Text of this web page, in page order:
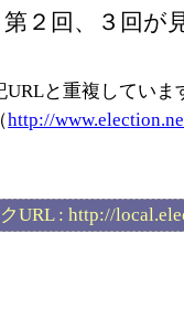
２回、３回が
と重複していま
http://www.elec
URL : http://